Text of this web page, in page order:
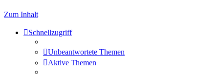
Zum Inhalt
Schnellzugriff
Unbeantwortete Themen
Aktive Themen